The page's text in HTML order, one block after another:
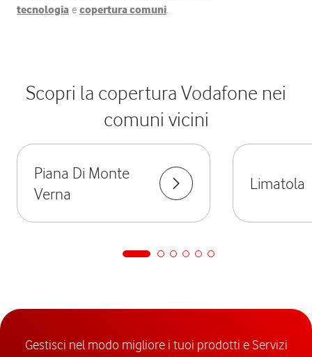
tecnologia e copertura comuni.
Scopri la copertura Vodafone nei
comuni vicini
Piana Di Monte
Verna
Limatola
Gestisci nel modo migliore i tuoi prodotti e Servizi